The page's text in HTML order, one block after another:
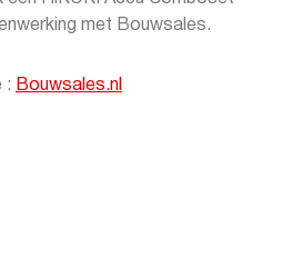
met Bouwsales.
: Bouwsales.nl